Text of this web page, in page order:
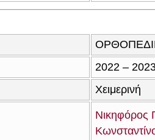
2022 –
Χειμερινή
Νικηφόρος